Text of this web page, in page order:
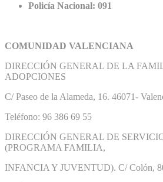
Policía Nacional: 091
COMUNIDAD VALENCIANA
DIRECCIÓN GENERAL DE LA
ADOPCIONES
C/ Paseo de la Alameda, 16. 46071-
Teléfono: 96 386 69 55
DIRECCIÓN GENERAL DE
(PROGRAMA FAMILIA,
INFANCIA Y JUVENTUD). C/ Colón,